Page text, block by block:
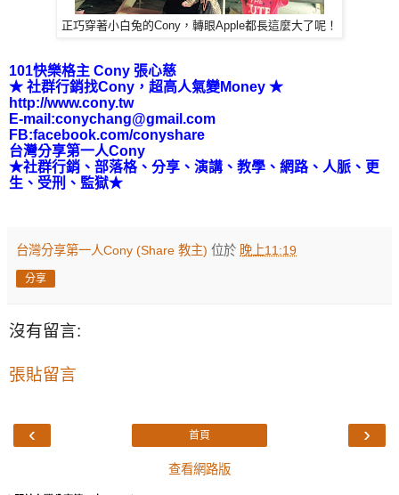
正巧穿著小白兔的Cony，轉眼Apple都長這麼大了呢！
101快樂格主 Cony 張心慈
★ 社群行銷找Cony ，超高人氣變Money ★
http://www.cony.tw
E-mail:conychang@gmail.com
FB:facebook.com/conyshare
台灣分享第一人Cony
★社群行銷 、 部落格、分享、演講、教學、網路、人脈、更
生、受刑、監獄★
台灣分享第一人Cony (Share 教主) 位於 晚上11:19
分享
沒有留言:
張貼留言
‹ ›
首頁
查看網路版